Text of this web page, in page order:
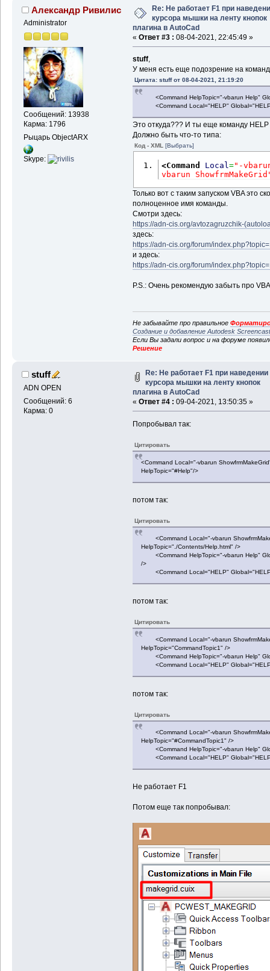
Александр Ривилис
Administrator
Сообщений: 13938
Карма: 1796
Рыцарь ObjectARX
Skype:
Re: Не работает F1 при
курсора мышки на ленту кнопок
плагина в AutoCad
« Ответ #3 : 08-04-2021, 22:45:49 »
stuff,
У меня есть еще подозрение на
Цитата: stuff от 08-04-2021, 21:19:20
<Command HelpTopic="-vbarun Help"
<Command Local="HELP"
Это откуда??? И ты еще команду
Должно быть что-то типа:
Код - XML [Выбрать]
<Command Local="-
vbarun
Только вот с таким запуском VBA это
полноценное имя команды.
Смотри здесь:
https://adn-cis.org/avtozagruzchik-
здесь:
https://adn-cis.org/forum/
и здесь:
https://adn-cis.org/forum/
P.S.: Очень рекомендую забыть про
Не забывайте про правильное
Создание и добавление Autodesk
Если Вы задали вопрос и на форуме
Решение
stuff
ADN OPEN
Сообщений: 6
Карма: 0
Re: Не работает F1 при наведении
курсора мышки на ленту кнопок
плагина в AutoCad
« Ответ #4 : 09-04-2021, 13:50:35 »
Попробывал так:
Цитировать
<Command Local="-vbarun
HelpTopic="#Help"/>
потом так:
Цитировать
<Command Local="-vbarun
HelpTopic="./Contents/Help.html" />
<Command HelpTopic="-vbarun Help"
/>
<Command Local="HELP"
потом так:
Цитировать
<Command Local="-vbarun
HelpTopic="CommandTopic1" />
<Command HelpTopic="-vbarun Help"
<Command Local="HELP"
потом так:
Цитировать
<Command Local="-vbarun
HelpTopic="#CommandTopic1" />
<Command HelpTopic="-vbarun Help"
<Command Local="HELP"
Не работает F1
Потом еще так попробывал: